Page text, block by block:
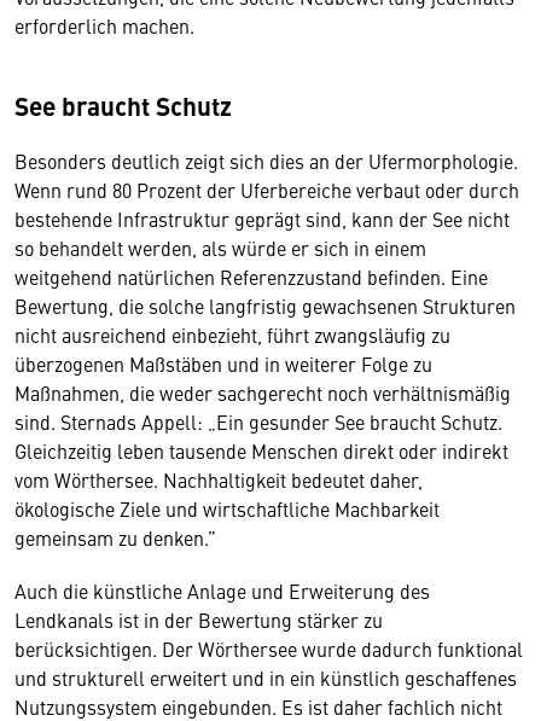
erforderlich machen.
See braucht Schutz
Besonders deutlich zeigt sich dies an der Ufermorphologie.
Wenn rund 80 Prozent der Uferbereiche verbaut oder durch
bestehende Infrastruktur geprägt sind, kann der See nicht
so behandelt werden, als würde er sich in einem
weitgehend natürlichen Referenzzustand befinden. Eine
Bewertung, die solche langfristig gewachsenen Strukturen
nicht ausreichend einbezieht, führt zwangsläufig zu
überzogenen Maßstäben und in weiterer Folge zu
Maßnahmen, die weder sachgerecht noch verhältnismäßig
sind. Sternads Appell: „Ein gesunder See braucht Schutz.
Gleichzeitig leben tausende Menschen direkt oder indirekt
vom Wörthersee. Nachhaltigkeit bedeutet daher,
ökologische Ziele und wirtschaftliche Machbarkeit
gemeinsam zu denken.”
Auch die künstliche Anlage und Erweiterung des
Lendkanals ist in der Bewertung stärker zu
berücksichtigen. Der Wörthersee wurde dadurch funktional
und strukturell erweitert und in ein künstlich geschaffenes
Nutzungssystem eingebunden. Es ist daher fachlich nicht